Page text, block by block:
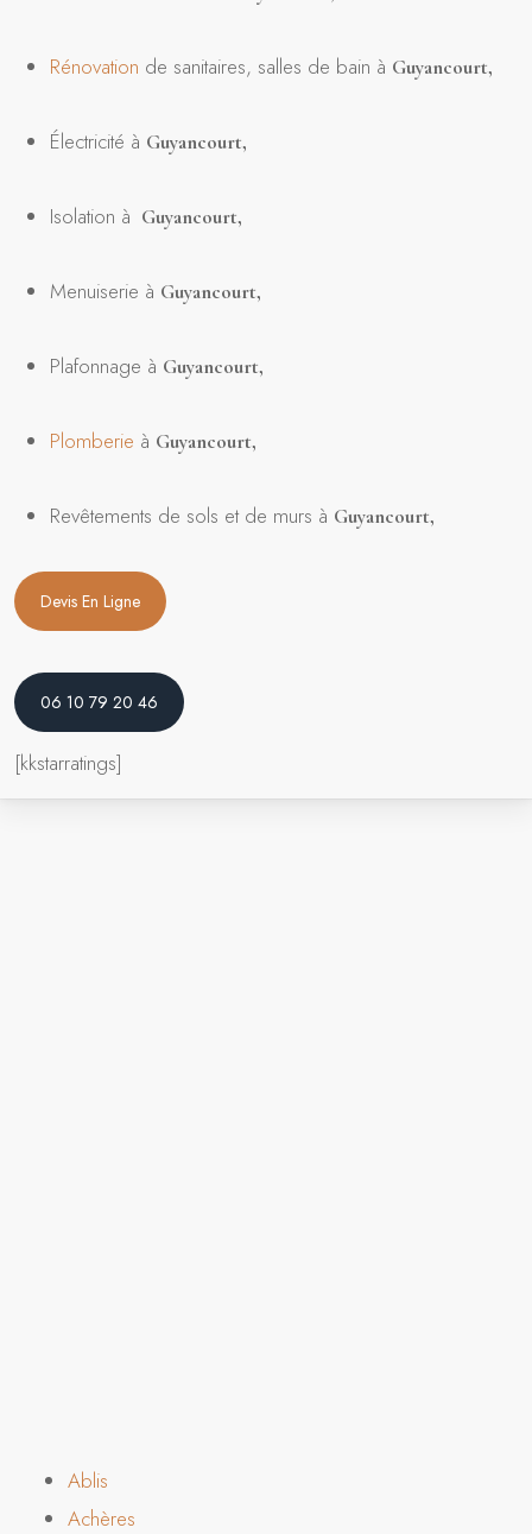
Rénovation de sanitaires, salles de bain à Guyancourt,
Électricité à Guyancourt,
Isolation à Guyancourt,
Menuiserie à Guyancourt,
Plafonnage à Guyancourt,
Plomberie à Guyancourt,
Revêtements de sols et de murs à Guyancourt,
Devis En Ligne
06 10 79 20 46
[kkstarratings]
Ablis
Achères